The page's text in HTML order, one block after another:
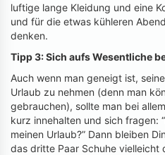
luftige lange Kleidung und eine
und für die etwas kühleren
denken.
Tipp 3: Sich aufs Wesentliche
Auch wenn man geneigt ist,
Urlaub zu nehmen (denn man
gebrauchen), sollte man bei
kurz innehalten und sich fragen:
meinen Urlaub?” Dann bleiben
das dritte Paar Schuhe vielleicht